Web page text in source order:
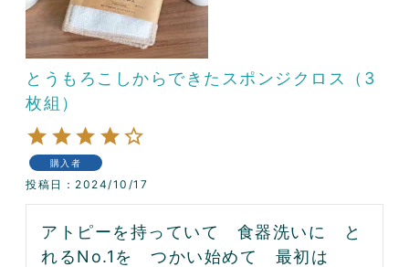
とうもろこしからできたスポンジクロス（3
枚組）
購入者
投稿日 2024/10/17
アトピーを持っていて　食器洗いに　と
れるNo.1を　つかい始めて　最初は